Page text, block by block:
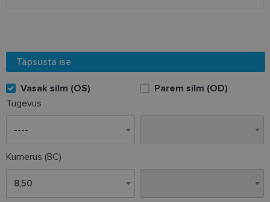
Täpsusta ise
Vasak silm (OS)
Parem silm (OD)
Tugevus
Kumerus (BC)
8,50